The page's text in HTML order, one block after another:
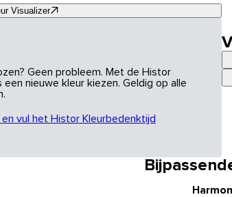
Visualizer
Geen probleem. Met de Histor
nieuwe kleur kiezen. Geldig op alle
vul het Histor Kleurbedenktijd